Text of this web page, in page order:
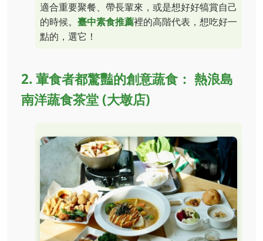
適合重要聚餐、帶長輩來，或是想好好犒賞自己
的時候。 臺中素食推薦裡的高階代表，想吃好一
點的，選它！
2. 葷食者都驚豔的創意蔬食： 熱浪島
南洋蔬食茶堂 (大墩店)